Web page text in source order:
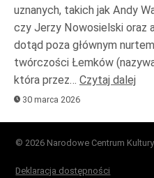
uznanych, takich jak Andy
czy Jerzy Nowosielski oraz
dotąd poza głównym
twórczości Łemków
która przez… Czytaj dalej
30 marca 2026
© 2026 Narodowe Centrum Kultury
Deklaracja dostępności